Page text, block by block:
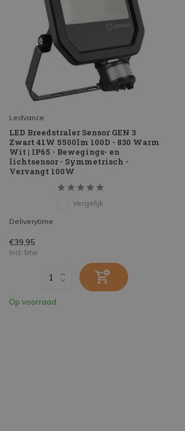
Ledvance
LED Breedstraler Sensor GEN 3
Zwart 41W 5500lm 100D - 830 Warm
Wit | IP65 - Bewegings- en
lichtsensor - Symmetrisch -
Vervangt 100W
Vergelijk
Deliverytime
€39,95
Incl. btw
Op voorraad